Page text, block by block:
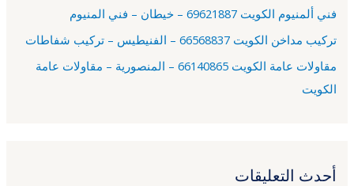
فني ألمنيوم الكويت 69621887 – خيطان – فني المنيوم
تركيب مداخن الكويت 66568837 – الفنيطيس – تركيب شفاطات
مقاولات عامة الكويت 66140865 – المنصورية – مقاولات عامة
الكويت
أحدث التعليقات